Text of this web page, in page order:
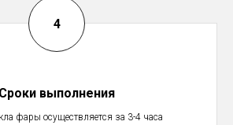
Сроки выполнения
фары осуществляется за 3-4 часа